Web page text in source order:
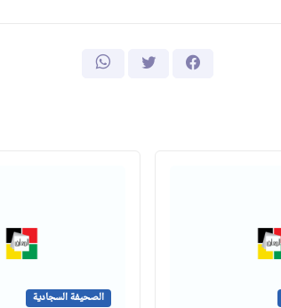
الصحيفة السجادية